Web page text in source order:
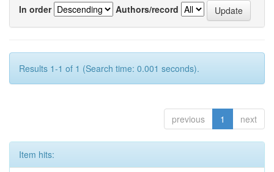
In order
Authors/record
Results 1-1 of 1 (Search time: 0.001 seconds).
previous 1 next
Item hits: